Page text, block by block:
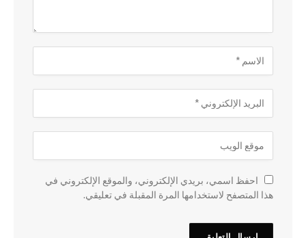
احفظ اسمي، بريدي الإلكتروني، والموقع الإلكتروني في
هذا المتصفح لاستخدامها المرة المقبلة في تعليقي.